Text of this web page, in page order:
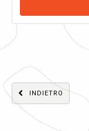
INDIETRO